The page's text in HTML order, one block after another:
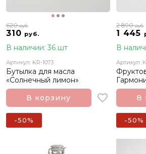
310 руб.
620руб.
В наличии: 36 шт
Артикул: KR-1073
Бутылка для масла
«Солнечный лимон»
В корзину
1 445
2 890руб.
В
Артикул:
В
-50% -50%